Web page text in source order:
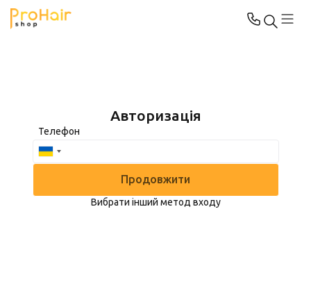
Авторизація
Телефон
Продовжити
Вибрати інший метод входу